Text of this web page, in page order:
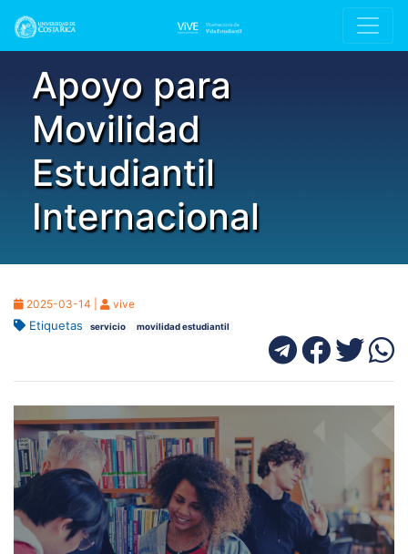
Apoyo para
Movilidad
Estudiantil
Internacional
2025-03-14 | vive
Etiquetas servicio movilidad estudiantil